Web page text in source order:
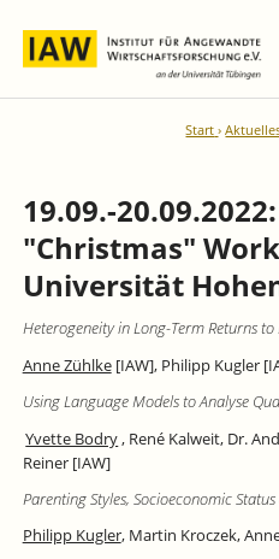
Start
19.09.-20.09.2022:
"Christmas"
Universität
Heterogeneity in Long-Term Returns
Anne Zühlke[IAW], Philipp Kugler
Using Language Models to Analyse
Yvette Bodry , René Kalweit, Dr.
Reiner [IAW]
Parenting Styles, Socioeconomic
Philipp Kugler, Martin Kroczek,